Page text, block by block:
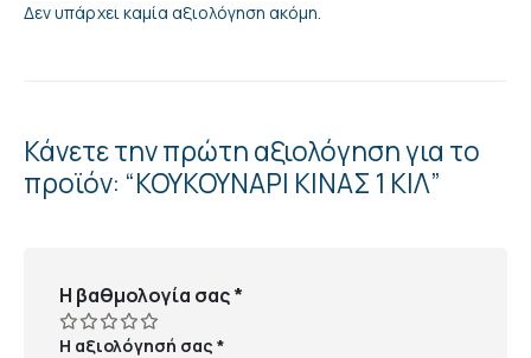
Δεν υπάρχει καμία αξιολόγηση ακόμη.
Κάνετε την πρώτη αξιολόγηση για το
προϊόν: “ΚΟΥΚΟΥΝΑΡΙ ΚΙΝΑΣ 1 ΚΙΛ”
Η βαθμολογία σας*
Η αξιολόγησή σας*